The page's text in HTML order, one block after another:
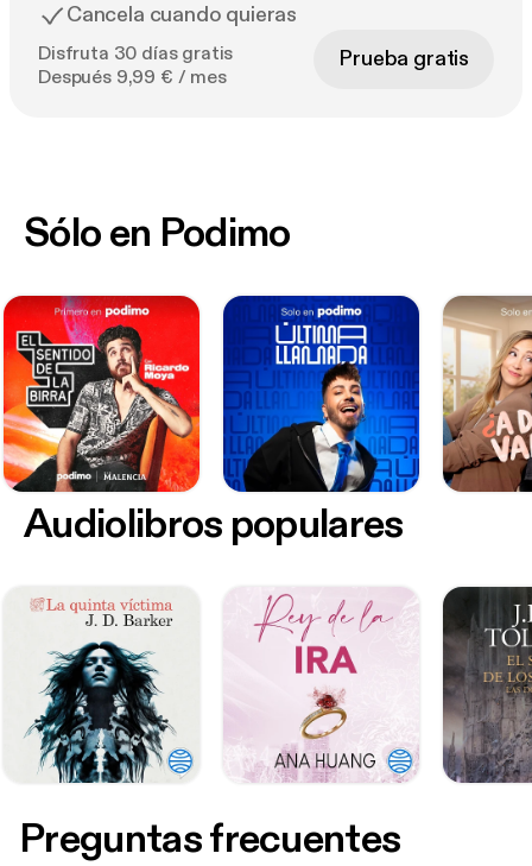
Cancela cuando quieras
Disfruta 30 días gratis
Después 9,99 € / mes
Prueba gratis
Sólo en Podimo
Audiolibros populares
Preguntas frecuentes